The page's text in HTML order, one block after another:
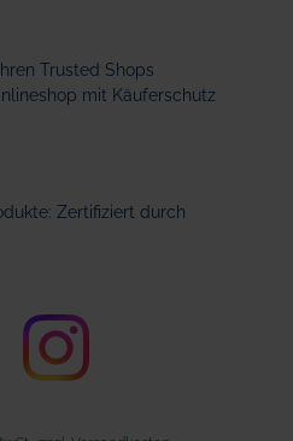
Trusted Shops
mit Käuferschutz
Zertifiziert durch